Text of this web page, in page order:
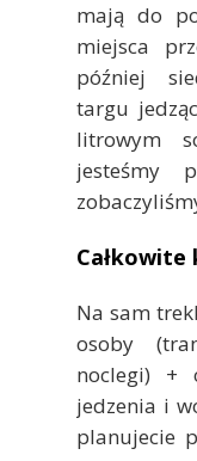
mają do
miejsca
później
targu jedząc
litrowym
jesteśmy
Całkowite
Na sam
osoby
noclegi) +
jedzenia i
planujecie